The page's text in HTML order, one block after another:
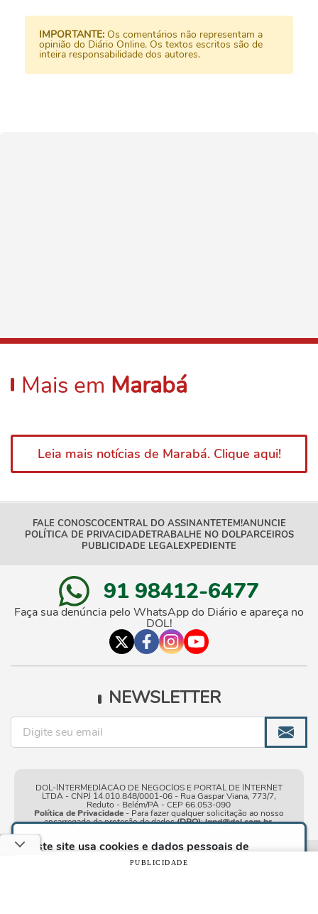
Este site usa cookies e dados pessoais de
acordo com os nossosTermos de Uso e Política
e, ao continuar navegando neste
IMPORTANTE: Os comentários não representam a
opinião do Diário Online. Os textos escritos são de
inteira responsabilidade dos autores.
Mais em Marabá
Leia mais notícias de Marabá. Clique aqui!
FALE CONOSCOCENTRAL DO ASSINANTETEM!ANUNCIE
POLÍTICA DE PRIVACIDADETRABALHE NO DOLPARCEIROS
PUBLICIDADE LEGALEXPEDIENTE
91 98412-6477
Faça sua denúncia pelo WhatsApp do Diário e apareça no
DOL!
NEWSLETTER
DOL-INTERMEDIACAO DE NEGOCIOS E PORTAL DE INTERNET
LTDA - CNPJ 14.010.848/0001-06 - Rua Gaspar Viana, 773/7,
Reduto - Belém/PA - CEP 66.053-090
Política de Privacidade- Para fazer qualquer solicitação ao nosso
encarregado de proteção de dados(DPO):lgpd@dol.com.br.
| © Copyright 2010-2026 DOL - Diário
PUBLICIDADE